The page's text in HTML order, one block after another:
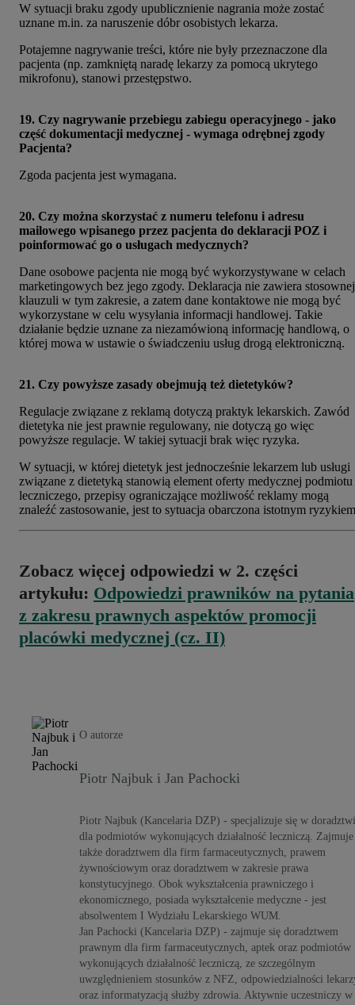
W sytuacji braku zgody upublicznienie nagrania może zostać
uznane m.in. za naruszenie dóbr osobistych lekarza.
Potajemne nagrywanie treści, które nie były przeznaczone dla
pacjenta (np. zamkniętą naradę lekarzy za pomocą ukrytego
mikrofonu), stanowi przestępstwo.
19. Czy nagrywanie przebiegu zabiegu operacyjnego - jako
część dokumentacji medycznej - wymaga odrębnej zgody
Pacjenta?
Zgoda pacjenta jest wymagana.
20. Czy można skorzystać z numeru telefonu i adresu
mailowego wpisanego przez pacjenta do deklaracji POZ i
poinformować go o usługach medycznych?
Dane osobowe pacjenta nie mogą być wykorzystywane w celach
marketingowych bez jego zgody. Deklaracja nie zawiera stosownej
klauzuli w tym zakresie, a zatem dane kontaktowe nie mogą być
wykorzystane w celu wysyłania informacji handlowej. Takie
działanie będzie uznane za niezamówioną informację handlową, o
której mowa w ustawie o świadczeniu usług drogą elektroniczną.
21. Czy powyższe zasady obejmują też dietetyków?
Regulacje związane z reklamą dotyczą praktyk lekarskich. Zawód
dietetyka nie jest prawnie regulowany, nie dotyczą go więc
powyższe regulacje. W takiej sytuacji brak więc ryzyka.
W sytuacji, w której dietetyk jest jednocześnie lekarzem lub usługi
związane z dietetyką stanowią element oferty medycznej podmiotu
leczniczego, przepisy ograniczające możliwość reklamy mogą
znaleźć zastosowanie, jest to sytuacja obarczona istotnym
Zobacz więcej odpowiedzi w 2. części
artykułu: Odpowiedzi prawników na pytania
z zakresu prawnych aspektów promocji
placówki medycznej (cz. II)
O autorze
Piotr Najbuk i Jan Pachocki
Piotr Najbuk (Kancelaria DZP) - specjalizuje się w
dla podmiotów wykonujących działalność leczniczą. Zajmuje
także doradztwem dla firm farmaceutycznych, prawem
żywnościowym oraz doradztwem w zakresie prawa
konstytucyjnego. Obok wykształcenia prawniczego i
ekonomicznego, posiada wykształcenie medyczne - jest
absolwentem I Wydziału Lekarskiego WUM.
Jan Pachocki (Kancelaria DZP) - zajmuje się doradztwem
prawnym dla firm farmaceutycznych, aptek oraz podmiotów
wykonujących działalność leczniczą, ze szczególnym
uwzględnieniem stosunków z NFZ, odpowiedzialności
oraz informatyzacją służby zdrowia. Aktywnie uczestniczy w